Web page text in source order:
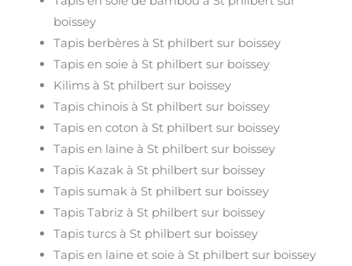
boissey
Tapis berbères à St philbert sur boissey
Tapis en soie à St philbert sur boissey
Kilims à St philbert sur boissey
Tapis chinois à St philbert sur boissey
Tapis en coton à St philbert sur boissey
Tapis en laine à St philbert sur boissey
Tapis Kazak à St philbert sur boissey
Tapis sumak à St philbert sur boissey
Tapis Tabriz à St philbert sur boissey
Tapis turcs à St philbert sur boissey
Tapis en laine et soie à St philbert sur boissey